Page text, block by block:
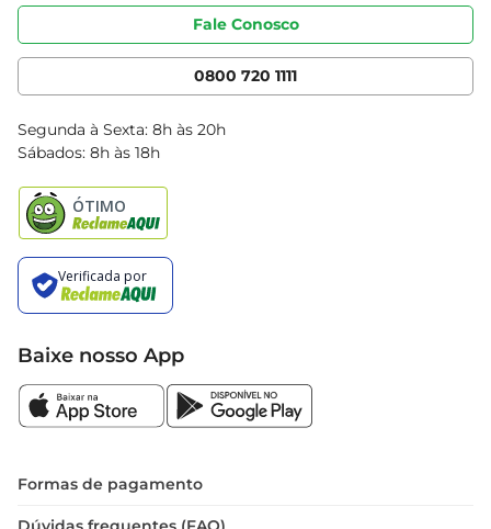
Portal do fornecedor
Cencosud Media
Código de ética
Serviços
Clube Bretas
Blog Bretas
Black Friday
Fale Conosco
0800 720 1111
Segunda à Sexta: 8h às 20h
Sábados: 8h às 18h
Baixe nosso App
Formas de pagamento